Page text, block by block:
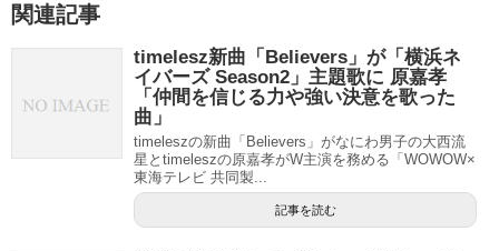
関連記事
timelesz新曲「Believers」が「横浜ネ
イバーズ Season2」主題歌に 原嘉孝
「仲間を信じる力や強い決意を歌った
曲」
timeleszの新曲「Believers」がなにわ男子の大西流
星とtimeleszの原嘉孝がW主演を務める「WOWOW×
東海テレビ 共同製...
記事を読む